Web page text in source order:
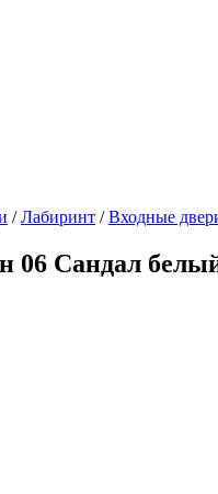
/Лабиринт /Входные
06 Сандал